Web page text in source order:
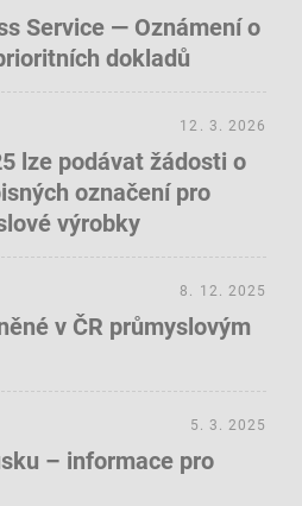
Service — Oznámení o
dokladů
lze podávat žádosti o
označení pro
výrobky
12. 3. 2026
v ČR průmyslovým
8. 12. 2025
– informace pro
5. 3. 2025